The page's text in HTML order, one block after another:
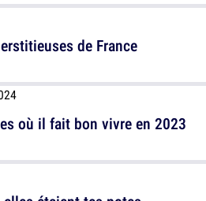
de France
où il fait bon vivre en 2023